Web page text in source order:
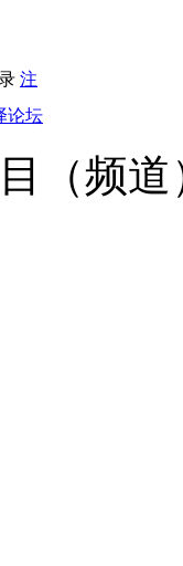
注
论坛
（频道